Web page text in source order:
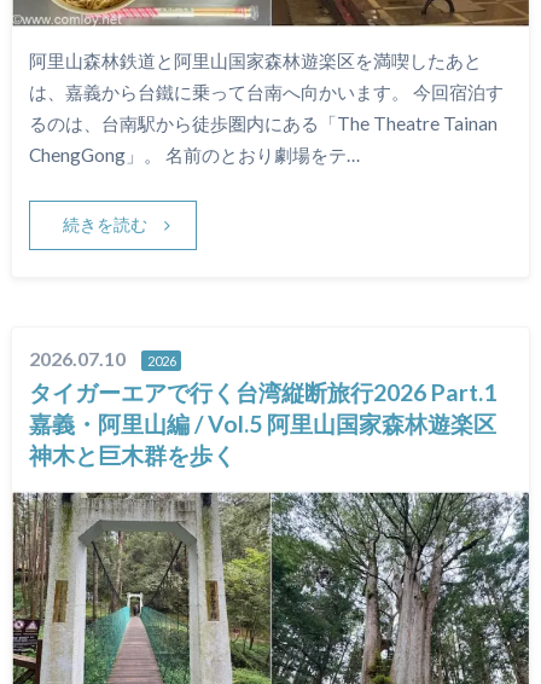
阿里山森林鉄道と阿里山国家森林遊楽区を満喫したあと
は、嘉義から台鐵に乗って台南へ向かいます。 今回宿泊す
るのは、台南駅から徒歩圏内にある「The Theatre Tainan
ChengGong」。 名前のとおり劇場をテ…
続きを読む
2026.07.10 2026
タイガーエアで行く台湾縦断旅行2026 Part.1
嘉義・阿里山編 / Vol.5 阿里山国家森林遊楽区
神木と巨木群を歩く